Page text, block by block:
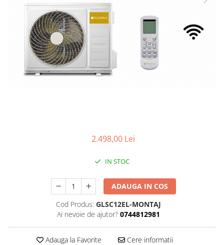
2.498,00 Lei
IN STOC
ADAUGA IN COS
Cod Produs: GLSC12EL-MONTAJ
Ai nevoie de ajutor? 0744812981
Adauga la Favorite Cere informatii